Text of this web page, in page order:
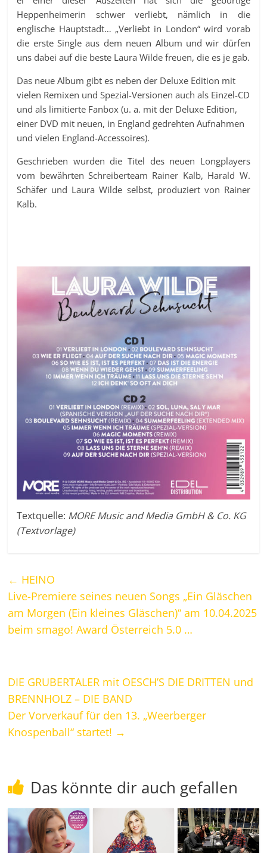
Heppenheimerin schwer verliebt, nämlich in die
englische Hauptstadt… „Verliebt in London“ wird vorab
die erste Single aus dem neuen Album und wir dürfen
uns dabei auf die beste Laura Wilde freuen, die es je gab.
Das neue Album gibt es neben der Deluxe Edition mit
vielen Remixen und Spezial-Versionen auch als Einzel-CD
und als limitierte Fanbox (u. a. mit der Deluxe Edition,
einer DVD mit neuen, in England gedrehten Aufnahmen
und vielen England-Accessoires).
Geschrieben wurden die Titel des neuen Longplayers
vom bewährten Schreiberteam Rainer Kalb, Harald W.
Schäfer und Laura Wilde selbst, produziert von Rainer
Kalb.
Textquelle: MORE Music and Media GmbH & Co. KG
(Textvorlage)
← HEINO
Live-Premiere seines neuen Songs „Ein Gläschen
am Morgen (Ein kleines Gläschen)“ am 10.04.2025
beim smago! Award Österreich 5.0 …
DIE GRUBERTALER mit OESCH’S DIE DRITTEN und
BRENNHOLZ – DIE BAND
Der Vorverkauf für den 13. „Weerberger
Knospenball“ startet! →
Das könnte dir auch gefallen